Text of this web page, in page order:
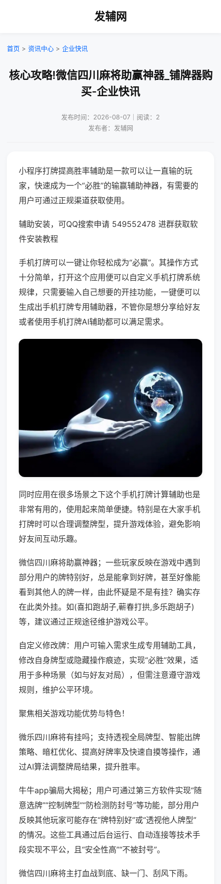
发辅网
首页 > 资讯中心 > 企业快讯
核心攻略!微信四川麻将助赢神器_铺牌器购
买-企业快讯
发布时间：2026-08-07｜阅读：2
发布者：发辅网
小程序打牌提高胜率辅助是一款可以让一直输的玩
家，快速成为一个“必胜”的输赢辅助神器，有需要的
用户可通过正规渠道获取使用。
辅助安装，可QQ搜索申请 549552478 进群获取软
件安装教程
手机打牌可以一键让你轻松成为“必赢”。其操作方式
十分简单，打开这个应用便可以自定义手机打牌系统
规律，只需要输入自己想要的开挂功能，一键便可以
生成出手机打牌专用辅助器，不管你是想分享给好友
或者使用手机打牌AI辅助都可以满足需求。
同时应用在很多场景之下这个手机打牌计算辅助也是
非常有用的，使用起来简单便捷。特别是在大家手机
打牌时可以合理调整牌型，提升游戏体验，避免影响
好友间互动乐趣。
微信四川麻将助赢神器；一些玩家反映在游戏中遇到
部分用户的牌特别好，总是能拿到好牌，甚至好像能
看到其他人的牌一样，由此怀疑是不是有挂？确实存
在此类外挂。如(喜扣跑胡子,蕲春打拱,多乐跑胡子)
等，建议通过正规途径维护游戏公平。
自定义修改牌：用户可输入需求生成专用辅助工具，
修改自身牌型或隐藏操作痕迹，实现“必胜”效果，适
用于多种场景（如与好友对局），但需注意遵守游戏
规则，维护公平环境。
聚焦相关游戏功能优势与特色！
微乐四川麻将有挂吗；支持透视全局牌型、智能出牌
策略、暗杠优化、提高好牌率及快速自摸等操作，通
过AI算法调整牌局结果，提升胜率。
牛牛app骗局大揭秘；用户可通过第三方软件实现“随
意选牌”“控制牌型”“防检测防封号”等功能，部分用户
反映其他玩家可能存在“牌特别好”或“透视他人牌型”
的情况。这些工具通过后台运行、自动连接等技术手
段实现不平公，且“安全性高”“不被封号”。
微信四川麻将主打血战到底、缺一门、刮风下雨。